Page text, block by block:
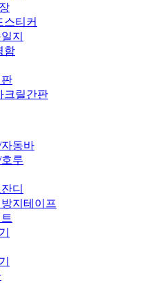
스티커
지
함
크릴간판
동바
루
디
지테이프